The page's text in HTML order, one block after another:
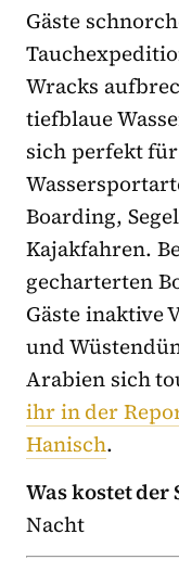
Gäste
Wracks
tiefblaue
sich perfekt
Boarding,
Kajakfahren.
gecharterten
Gäste inaktive
und
Arabien sich
ihr in der
Hanisch.
Was kostet der
Nacht